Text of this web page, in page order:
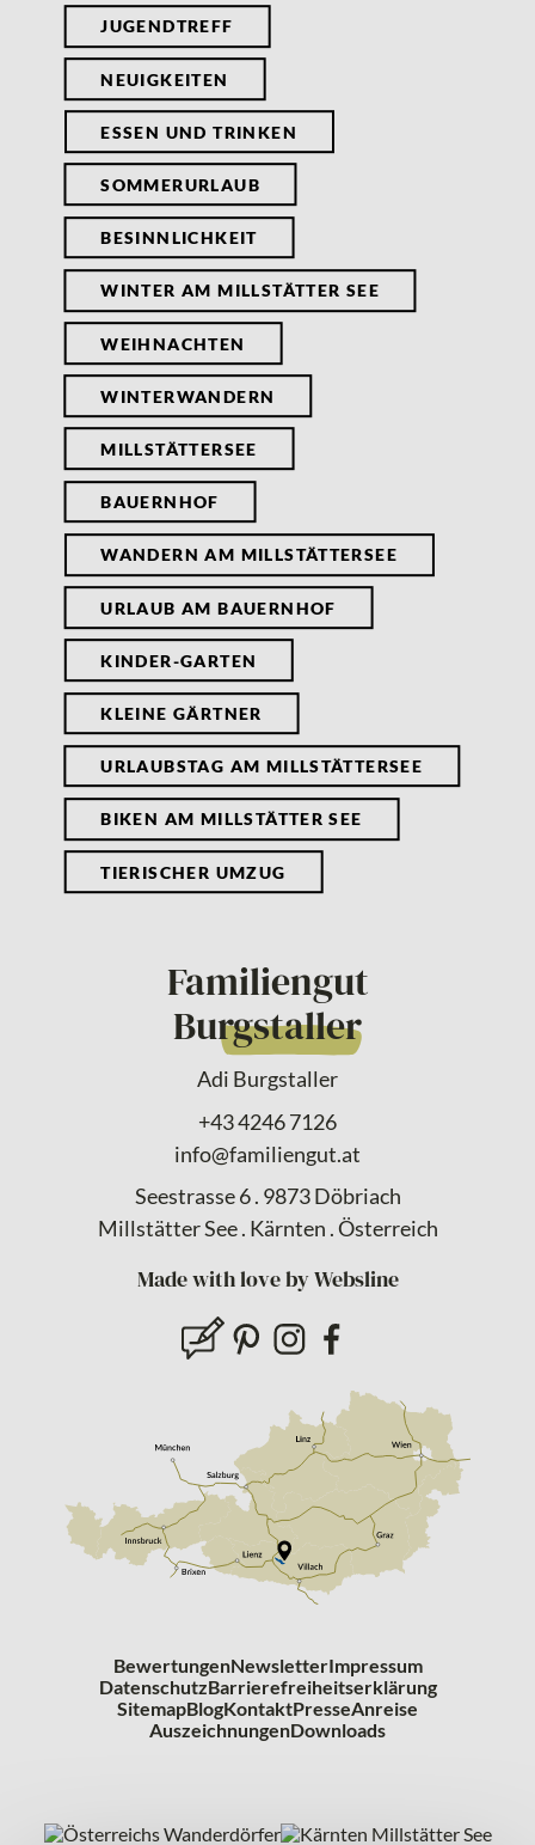
JUGENDTREFF
NEUIGKEITEN
ESSEN UND TRINKEN
SOMMERURLAUB
BESINNLICHKEIT
WINTER AM MILLSTÄTTER SEE
WEIHNACHTEN
WINTERWANDERN
MILLSTÄTTERSEE
BAUERNHOF
WANDERN AM MILLSTÄTTERSEE
URLAUB AM BAUERNHOF
KINDER-GARTEN
KLEINE GÄRTNER
URLAUBSTAG AM MILLSTÄTTERSEE
BIKEN AM MILLSTÄTTER SEE
TIERISCHER UMZUG
Familiengut
Burgstaller
Adi Burgstaller
+43 4246 7126
info@familiengut.at
Seestrasse 6 . 9873 Döbriach
Millstätter See . Kärnten . Österreich
Made with love by Websline
BewertungenNewsletterImpressum
DatenschutzBarrierefreiheitserklärung
SitemapBlogKontaktPresseAnreise
AuszeichnungenDownloads